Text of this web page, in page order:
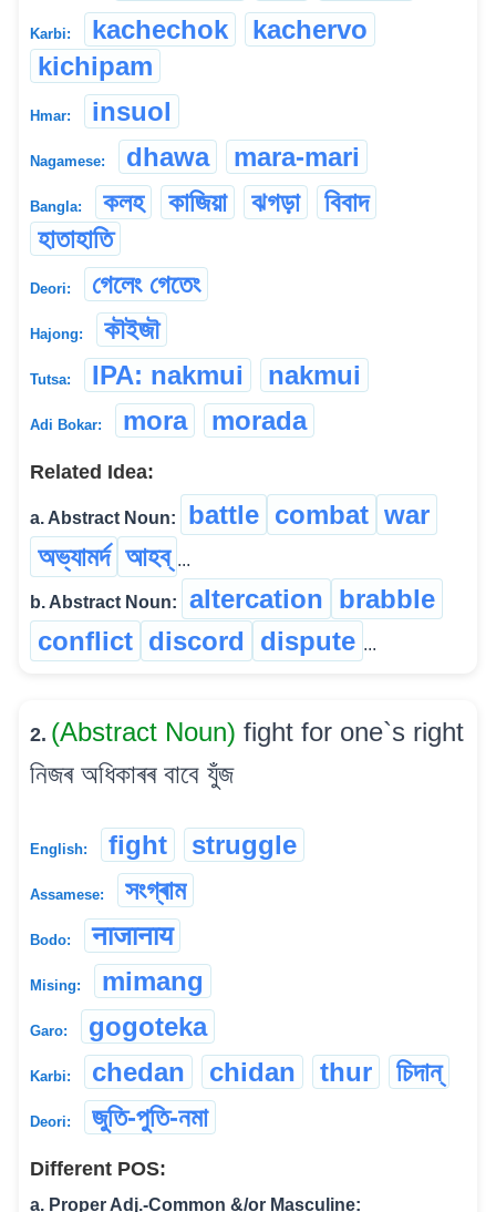
Karbi: kachechok
kachervo
kichipam
Hmar: insuol
Nagamese: dhawa mara-mari
Bangla: কলহ কাজিয়া ঝগড়া
বিবাদ
হাতাহাতি
Deori: গেলেং গেতেং
Hajong: কৗইজৗ
Tutsa: IPA: nakmui nakmui
Adi Bokar: mora morada
Related Idea:
a. Abstract Noun: battle combat war
অভ্যামৰ্দ আহব্ ...
b. Abstract Noun: altercation brabble
conflict discord dispute ...
2. (Abstract Noun) fight for one`s right
নিজৰ অধিকাৰৰ বাবে যুঁজ
English: fight struggle
Assamese: সংগ্ৰাম
Bodo: नाजानाय
Mising: mimang
Garo: gogoteka
Karbi: chedan chidan thur চিদান্
Deori: জুতি-পুতি-নমা
Different POS:
a. Proper Adj.-Common &/or Masculine: